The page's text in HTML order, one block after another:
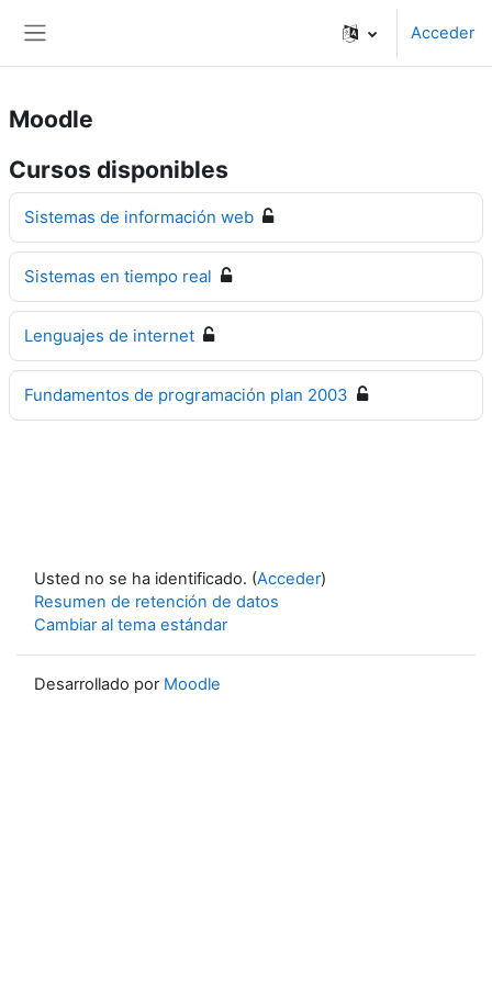
Acceder
Moodle
Cursos disponibles
Sistemas de información web
Sistemas en tiempo real
Lenguajes de internet
Fundamentos de programación plan 2003
Usted no se ha identificado. (Acceder)
Resumen de retención de datos
Cambiar al tema estándar
Desarrollado por Moodle